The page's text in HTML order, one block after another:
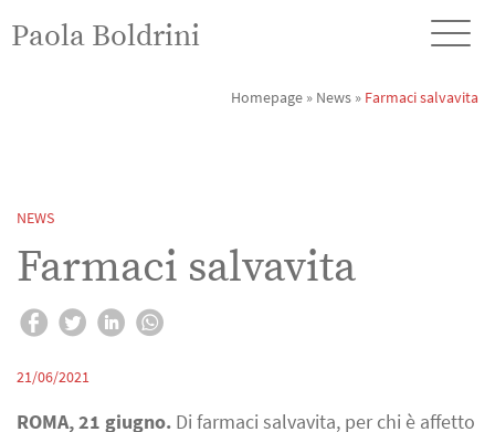
Paola Boldrini
Homepage » News » Farmaci salvavita
NEWS
Farmaci salvavita
21/06/2021
ROMA, 21 giugno. Di farmaci salvavita, per chi è affetto